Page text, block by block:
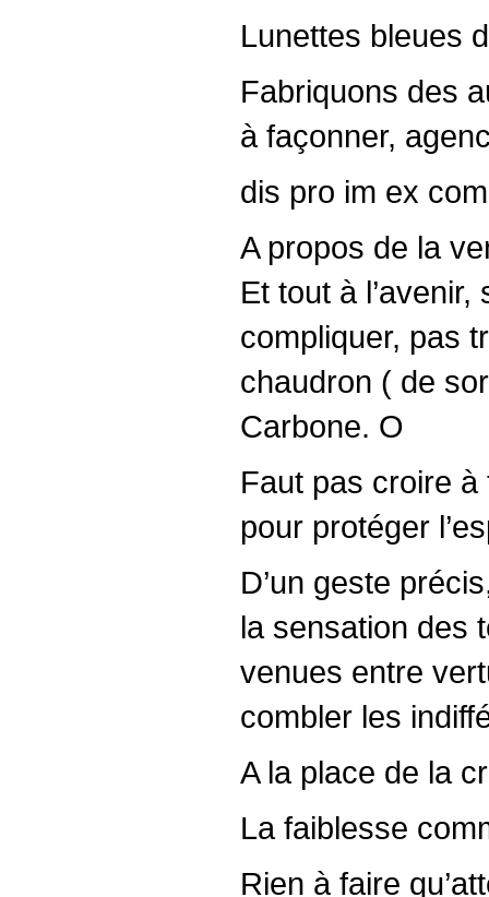
Lunettes bleues
Fabriquons des
à façonner,
dis pro im ex
A propos de la
Et tout à
compliquer, pas
chaudron ( de
Carbone. O
Faut pas croire à
pour protéger
D’un geste
la sensation des
venues entre
combler les
A la place de la
La faiblesse
Rien à faire